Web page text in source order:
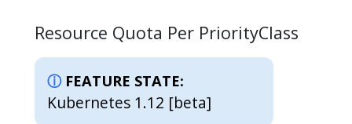
Resource Quota Per PriorityClass
FEATURE STATE:
Kubernetes 1.12 [beta]